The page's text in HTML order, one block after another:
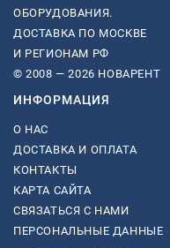
ОБОРУДОВАНИЯ.
ДОСТАВКА ПО МОСКВЕ
И РЕГИОНАМ РФ
© 2008 — 2026 НОВАРЕНТ
ИНФОРМАЦИЯ
О НАС
ДОСТАВКА И ОПЛАТА
КОНТАКТЫ
КАРТА САЙТА
СВЯЗАТЬСЯ С НАМИ
ПЕРСОНАЛЬНЫЕ ДАННЫЕ